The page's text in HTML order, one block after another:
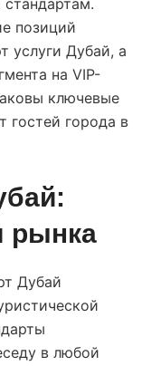
позиций
услуги Дубай, а
на VIP-
ключевые
гостей города в
рынка
Дубай
в любой